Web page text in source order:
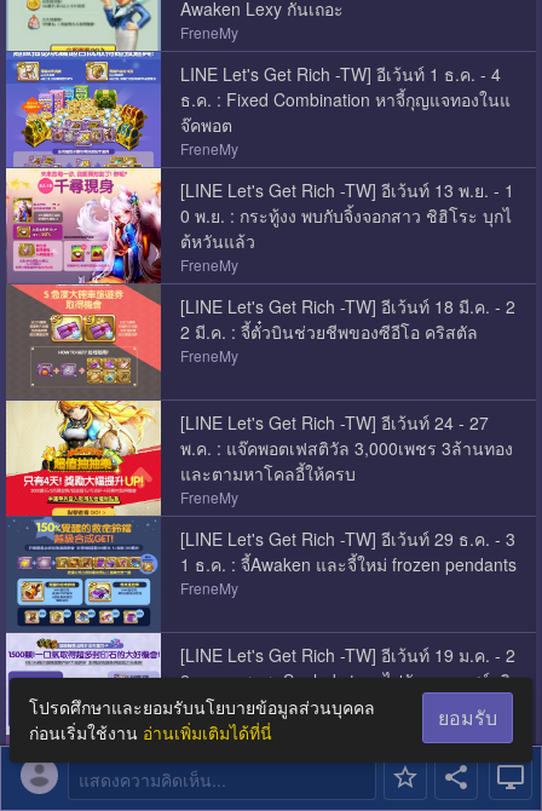
แสดงความคิดเห็น...
Awaken Lexy กันเถอะ
FreneMy
LINE Let's Get Rich -TW] อีเว้นท์ 1 ธ.ค. - 4
ธ.ค. : Fixed Combination หาจี้กุญแจทองในแ
จ๊คพอต
FreneMy
[LINE Let's Get Rich -TW] อีเว้นท์ 13 พ.ย. - 1
0 พ.ย. : กระทู้งง พบกับจิ้งจอกสาว ชิฮิโระ บุกไ
ต้หวันแล้ว
FreneMy
[LINE Let's Get Rich -TW] อีเว้นท์ 18 มี.ค. - 2
2 มี.ค. : จี้ตั๋วบินช่วยชีพของซีอีโอ คริสตัล
FreneMy
[LINE Let's Get Rich -TW] อีเว้นท์ 24 - 27
พ.ค. : แจ๊คพอตเฟสติวัล 3,000เพชร 3ล้านทอง
และตามหาโคลอี้ให้ครบ
FreneMy
[LINE Let's Get Rich -TW] อีเว้นท์ 29 ธ.ค. - 3
1 ธ.ค. : จี้Awaken และจี้ใหม่ frozen pendants
FreneMy
[LINE Let's Get Rich -TW] อีเว้นท์ 19 ม.ค. - 2
2 ม.ค. : สะสมSealed stoneไปกับ ลูกบาศก์คริ
สตัล
FreneMy
โปรดศึกษาและยอมรับนโยบายข้อมูลส่วนบุคคล
ก่อนเริ่มใช้งาน อ่านเพิ่มเติมได้ที่นี่
ยอมรับ